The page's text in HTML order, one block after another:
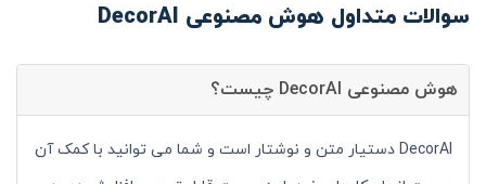
سوالات متداول هوش مصنوعی DecorAI
هوش مصنوعی DecorAI چیست؟
DecorAI دستیار متن و نوشتار است و شما می توانید با کمک آن